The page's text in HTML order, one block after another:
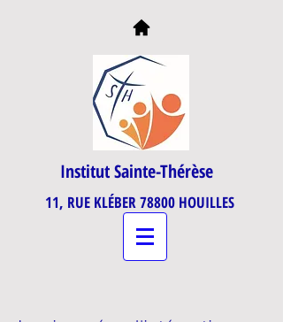
Institut Sainte-Thérèse
11, RUE KLÉBER 78800 HOUILLES